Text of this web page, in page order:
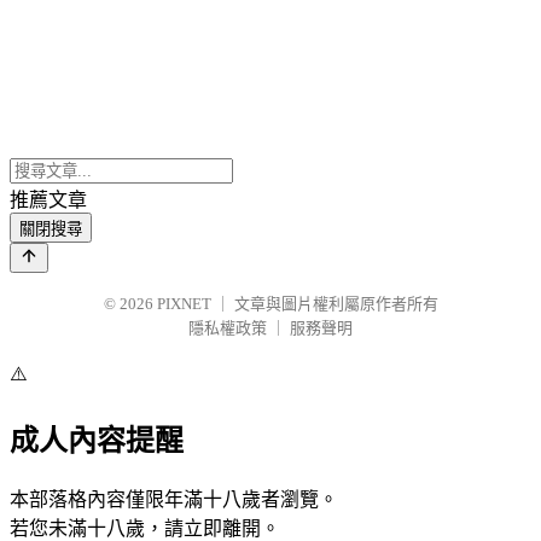
推薦文章
關閉搜尋
© 2026 PIXNET
文章與圖片權利屬原作者所有
隱私權政策
服務聲明
⚠️
成人內容提醒
本部落格內容僅限年滿十八歲者瀏覽。
若您未滿十八歲，請立即離開。